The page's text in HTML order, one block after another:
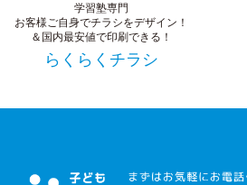
学習塾専門
お客様ご自身でチラシをデザイン！
＆国内最安値で印刷できる！
らくらくチラシ